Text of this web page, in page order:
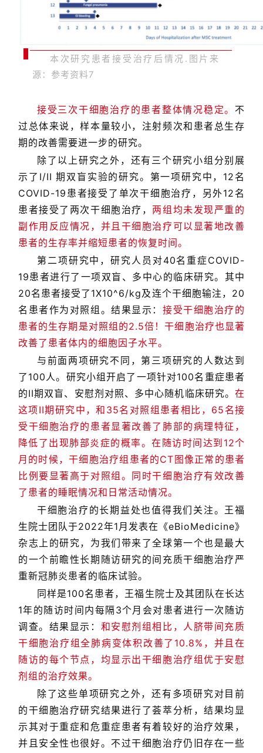
本次研究患者接受治疗后情况.图片来
源：参考资料7
接受三次干细胞治疗的患者整体情况稳定。 不
过总体来说，样本量较小，注射频次和患者总生存
期的改善需要进一步的研究。
除了以上研究之外，还有三个研究小组分别展
示了I/II 期双盲实验的研究。第一项研究中，12名
COVID-19患者接受了单次干细胞治疗，另外12名
患者接受了两次干细胞治疗， 两组均未发现严重的
副作用反应情况，并且干细胞治疗可以显著地改善
患者的生存率并缩短患者的恢复时间。
第二项研究中，研究人员对40名重症COVID-
19患者进行了一项双盲、多中心的临床研究。其中
20名患者接受了1X10^6/kg及连个干细胞输注，20
名患者作为对照组。结果显示： 接受干细胞治疗的
患者的生存期是对照组的2.5倍！干细胞治疗也显著
改善了患者体内的细胞因子水平。
与前面两项研究不同，第三项研究的人数达到
了100人。研究小组开启了一项针对100名重症患者
的II期双盲、安慰剂对照、多中心随机临床研究。 在
这项II期研究中，和35名对照组患者相比，65名接
受干细胞治疗的患者显著改善了肺部的病理特征，
降低了出现肺部炎症的概率。在随访时间达到12个
月的时候，干细胞治疗组患者的CT图像正常的患者
比例要显著高于对照组。同时干细胞治疗有效改善
了患者的睡眠情况和日常活动情况。
干细胞治疗的长期益处也值得我们关注。王福
生院士团队于2022年1月发表在《eBioMedicine》
杂志上的研究，为我们带来了全球第一个也是最大
的一个前瞻性长期随访研究的间充质干细胞治疗严
重新冠肺炎患者的临床试验。
同样是100名患者，王福生院士及其团队在长达
1年的随访时间内每隔3个月会对患者进行一次随访
调查。结果显示： 和安慰剂组相比，人脐带间充质
干细胞治疗组全肺病变体积改善了10.8%，并且在
随访的每个节点，均显示出干细胞治疗组优于安慰
剂组的治疗效果。
除了这些单项研究之外，还有多项研究对目前
的干细胞治疗研究结果进行了荟萃分析，结果均显
示其对于重症和危重症患者有着较好的治疗效果，
并且安全性也很好。不过干细胞治疗仍旧存在一些